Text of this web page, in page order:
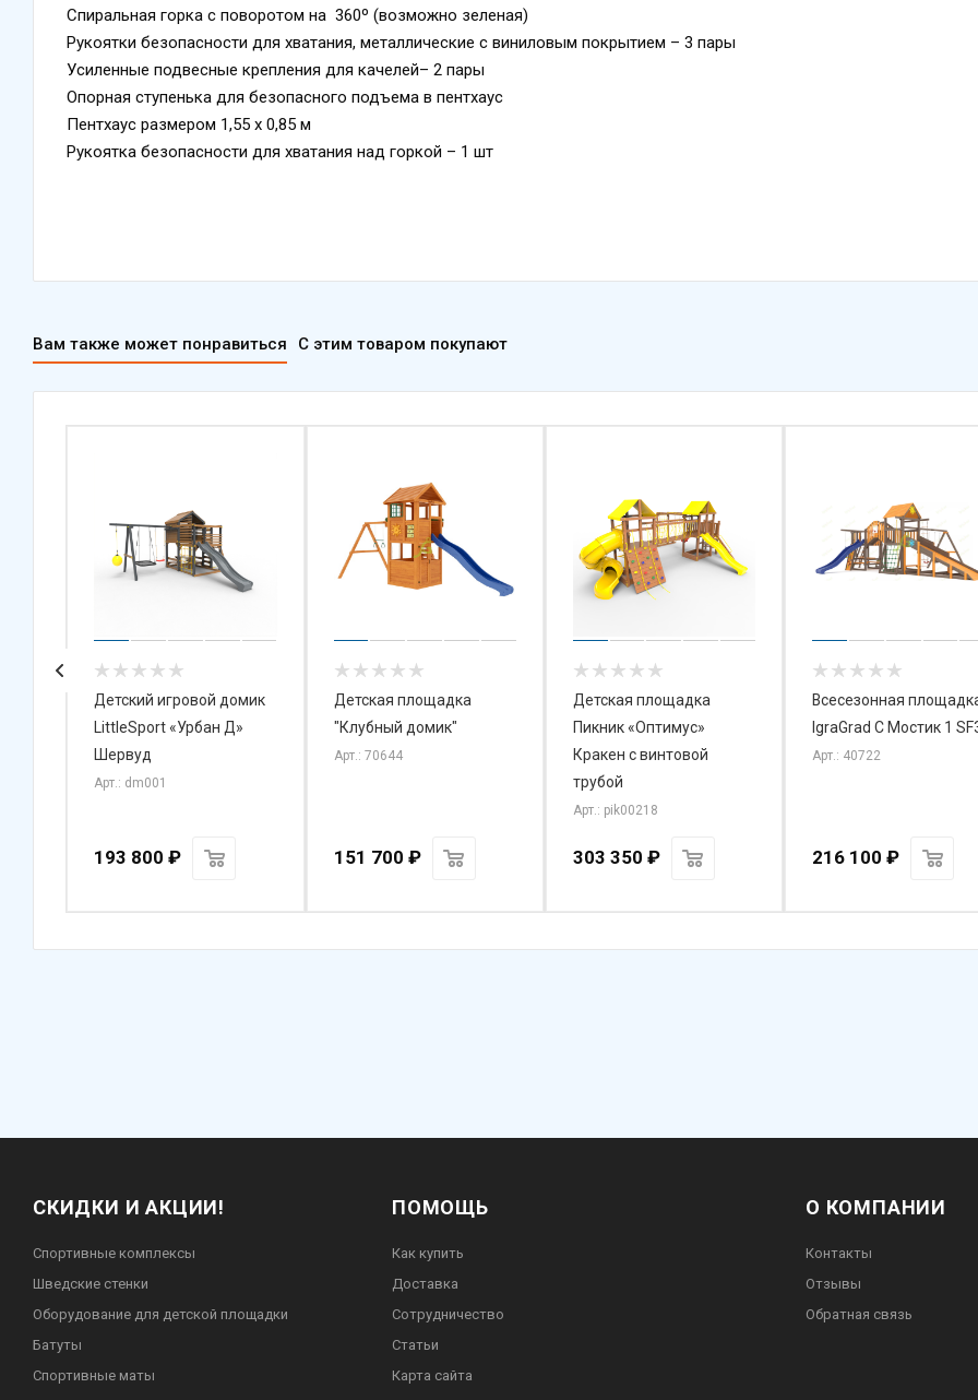
Спиральная горка с поворотом на 360º (возможно зеленая)
Рукоятки безопасности для хватания, металлические с виниловым покрытием – 3 пары
Усиленные подвесные крепления для качелей– 2 пары
Опорная ступенька для безопасного подъема в пентхаус
Пентхаус размером 1,55 х 0,85 м
Рукоятка безопасности для хватания над горкой – 1 шт
Вам также может понравиться С этим товаром покупают
Детский игровой домик
LittleSport «Урбан Д»
Шервуд
Арт.: dm001
193 800 ₽
Детская площадка
"Клубный домик"
Арт.: 70644
151 700 ₽
Детская площадка
Пикник «Оптимус»
Кракен с винтовой
трубой
Арт.: pik00218
303 350 ₽
Всесезонная
IgraGrad С Мостик 1
Арт.: 40722
216 100 ₽
СКИДКИ И АКЦИИ!
Спортивные комплексы
Шведские стенки
Оборудование для детской площадки
Батуты
Спортивные маты
ПОМОЩЬ
Как купить
Доставка
Сотрудничество
Статьи
Карта сайта
О КОМПАНИИ
Контакты
Отзывы
Обратная связь